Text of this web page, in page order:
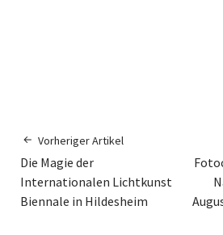
Vorheriger Artikel
Die Magie der
Internationalen Lichtkunst
Biennale in Hildesheim